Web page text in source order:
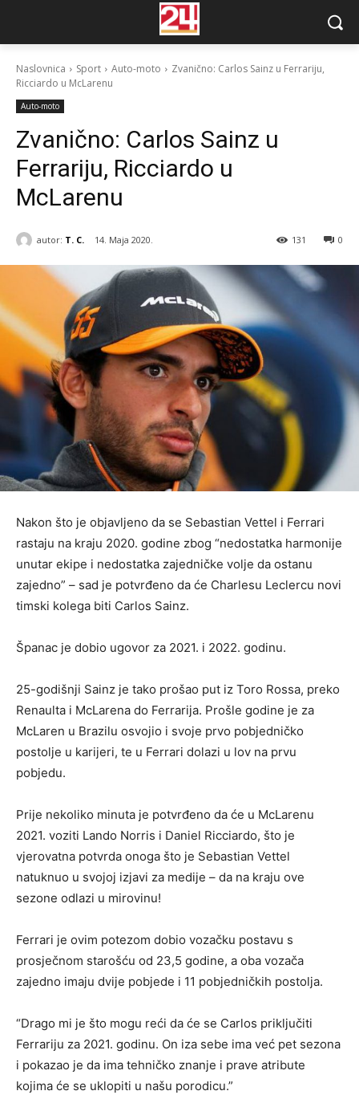
Naslovnica Sport Auto-moto
Zvanično: Carlos Sainz u Ferrariju,
Ricciardo u McLarenu
Auto-moto
Zvanično: Carlos Sainz u
Ferrariju, Ricciardo u
McLarenu
autor: T. C. 14. Maja 2020. 0
131
Nakon što je objavljeno da se Sebastian Vettel i Ferrari
rastaju na kraju 2020. godine zbog “nedostatka harmonije
unutar ekipe i nedostatka zajedničke volje da ostanu
zajedno” – sad je potvrđeno da će Charlesu Leclercu novi
timski kolega biti Carlos Sainz.
Španac je dobio ugovor za 2021. i 2022. godinu.
25-godišnji Sainz je tako prošao put iz Toro Rossa, preko
Renaulta i McLarena do Ferrarija. Prošle godine je za
McLaren u Brazilu osvojio i svoje prvo pobjedničko
postolje u karijeri, te u Ferrari dolazi u lov na prvu
pobjedu.
Prije nekoliko minuta je potvrđeno da će u McLarenu
2021. voziti Lando Norris i Daniel Ricciardo, što je
vjerovatna potvrda onoga što je Sebastian Vettel
natuknuo u svojoj izjavi za medije – da na kraju ove
sezone odlazi u mirovinu!
Ferrari je ovim potezom dobio vozačku postavu s
prosječnom starošću od 23,5 godine, a oba vozača
zajedno imaju dvije pobjede i 11 pobjedničkih postolja.
“Drago mi je što mogu reći da će se Carlos priključiti
Ferrariju za 2021. godinu. On iza sebe ima već pet sezona
i pokazao je da ima tehničko znanje i prave atribute
kojima će se uklopiti u našu porodicu.”